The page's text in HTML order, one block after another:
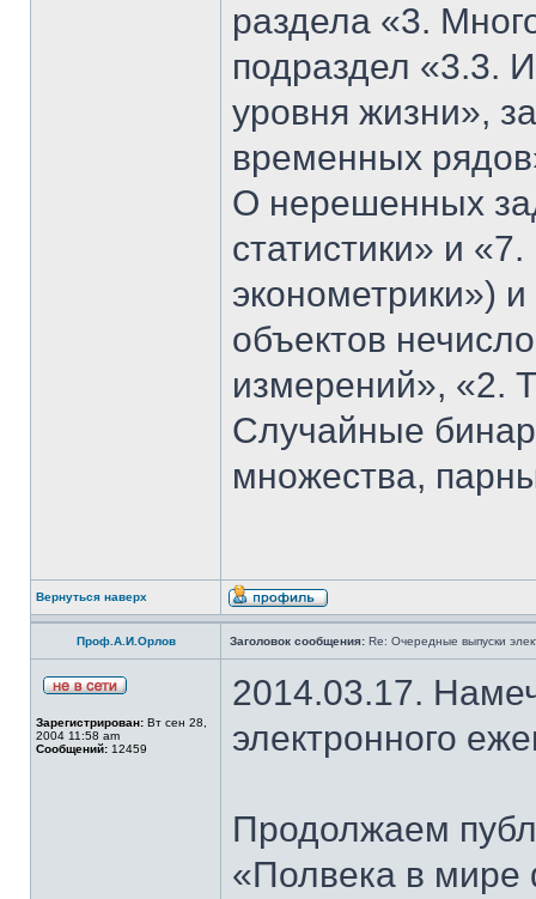
раздела «3.
подраздел «3.3.
уровня жизни»,
временных
О нерешенных
статистики» и
эконометрики»)
объектов
измерений», «2.
Случайные
множества,
Вернуться наверх
Проф.А.И.Орлов Заголовок сообщения: Re: Очередные выпуски
Зарегистрирован: Вт сен 28,
2004 11:58 am
Сообщений: 12459
2014.03.17.
электронного
Продолжаем
«Полвека в мире